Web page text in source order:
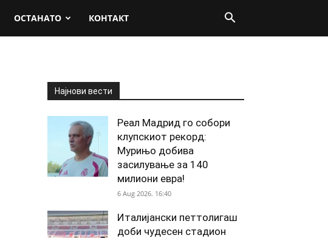
ОСТАНАТО КОНТАКТ
Најнови вести
Реал Мадрид го собори
клупскиот рекорд:
Мурињо добива
засилување за 140
милиони евра!
6 Aug 2026. 16:40
Италијански петтолигаш
доби чудесен стадион